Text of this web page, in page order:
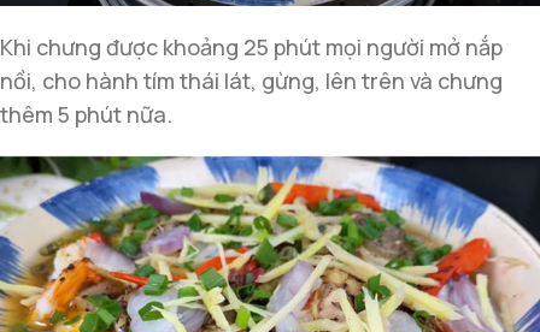
Khi chưng được khoảng 25 phút mọi người mở nắp
nồi, cho hành tím thái lát, gừng, lên trên và chưng
thêm 5 phút nữa.